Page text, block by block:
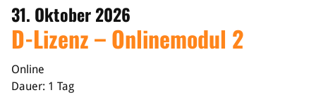
31. Oktober 2026
D-Lizenz – Onlinemodul 2
Online
Dauer: 1 Tag